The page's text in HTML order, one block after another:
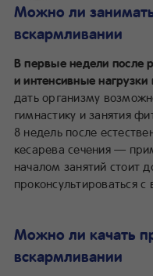
Можно ли
вскармливании
В первые недели после
и интенсивные
дать организму
гимнастику и занятия
8 недель после
кесарева сечения —
началом занятий стоит
проконсультироваться с
Можно ли качать
вскармливании